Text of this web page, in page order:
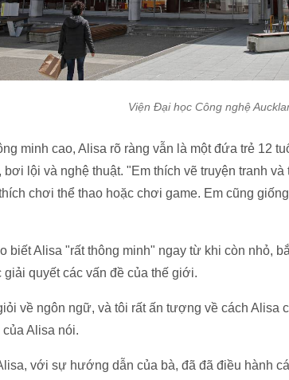
Viện Đại học Công nghệ
minh cao, Alisa rõ ràng vẫn là một đứa trẻ 12
lội và nghệ thuật. "Em thích vẽ truyện tranh
chơi thể thao hoặc chơi game. Em cũng
biết Alisa "rất thông minh" ngay từ khi còn nhỏ,
giải quyết các vấn đề của thế giới.
về ngôn ngữ, và tôi rất ấn tượng về cách Alisa
Alisa nói.
với sự hướng dẫn của bà, đã đã điều hành